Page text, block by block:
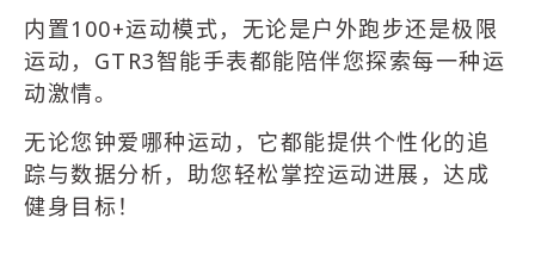
内置100+运动模式，无论是户外跑步还是极限
运动，GTR3智能手表都能陪伴您探索每一种运
动激情。
无论您钟爱哪种运动，它都能提供个性化的追
踪与数据分析，助您轻松掌控运动进展，达成
健身目标！